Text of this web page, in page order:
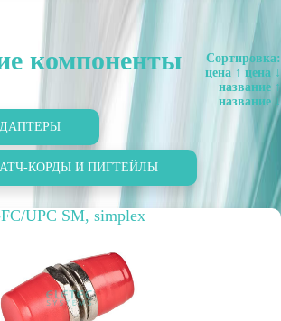
компоненты
Сортировка:
цена ↑ цена ↓
название ↑
название ↓
КОРДЫ И ПИГТЕЙЛЫ
UPC SM, simplex